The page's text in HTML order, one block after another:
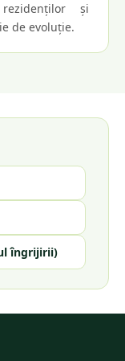
și
de evoluție.
îngrijirii)